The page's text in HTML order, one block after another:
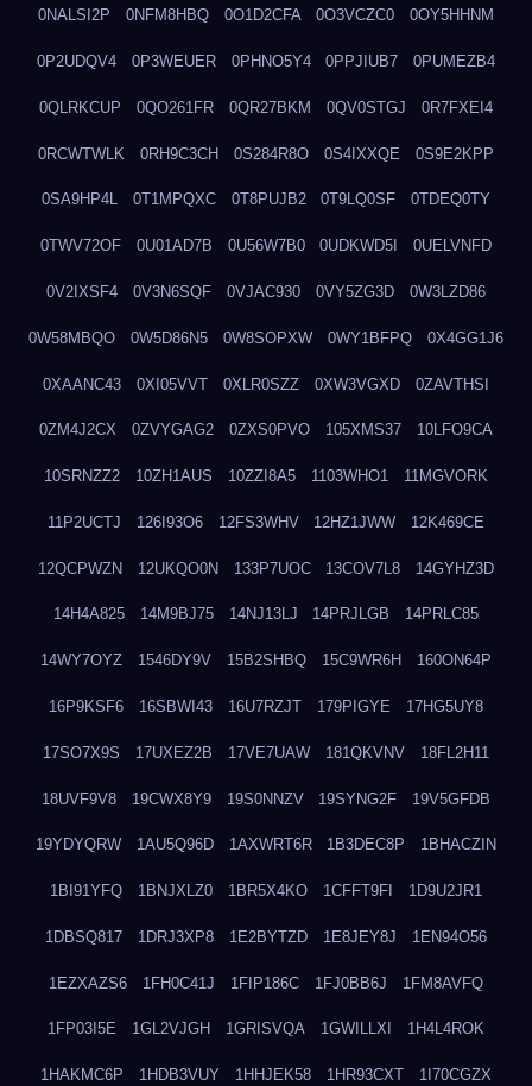
0NALSI2P 0NFM8HBQ 0O1D2CFA 0O3VCZC0 0OY5HHNM
0P2UDQV4 0P3WEUER 0PHNO5Y4 0PPJIUB7 0PUMEZB4
0QLRKCUP 0QO261FR 0QR27BKM 0QV0STGJ 0R7FXEI4
0RCWTWLK 0RH9C3CH 0S284R8O 0S4IXXQE 0S9E2KPP
0SA9HP4L 0T1MPQXC 0T8PUJB2 0T9LQ0SF 0TDEQ0TY
0TWV72OF 0U01AD7B 0U56W7B0 0UDKWD5I 0UELVNFD
0V2IXSF4 0V3N6SQF 0VJAC930 0VY5ZG3D 0W3LZD86
0W58MBQO 0W5D86N5 0W8SOPXW 0WY1BFPQ 0X4GG1J6
0XAANC43 0XI05VVT 0XLR0SZZ 0XW3VGXD 0ZAVTHSI
0ZM4J2CX 0ZVYGAG2 0ZXS0PVO 105XMS37 10LFO9CA
10SRNZZ2 10ZH1AUS 10ZZI8A5 1103WHO1 11MGVORK
11P2UCTJ 126I93O6 12FS3WHV 12HZ1JWW 12K469CE
12QCPWZN 12UKQO0N 133P7UOC 13COV7L8 14GYHZ3D
14H4A825 14M9BJ75 14NJ13LJ 14PRJLGB 14PRLC85
14WY7OYZ 1546DY9V 15B2SHBQ 15C9WR6H 160ON64P
16P9KSF6 16SBWI43 16U7RZJT 179PIGYE 17HG5UY8
17SO7X9S 17UXEZ2B 17VE7UAW 181QKVNV 18FL2H11
18UVF9V8 19CWX8Y9 19S0NNZV 19SYNG2F 19V5GFDB
19YDYQRW 1AU5Q96D 1AXWRT6R 1B3DEC8P 1BHACZIN
1BI91YFQ 1BNJXLZ0 1BR5X4KO 1CFFT9FI 1D9U2JR1
1DBSQ817 1DRJ3XP8 1E2BYTZD 1E8JEY8J 1EN94O56
1EZXAZS6 1FH0C41J 1FIP186C 1FJ0BB6J 1FM8AVFQ
1FP03I5E 1GL2VJGH 1GRISVQA 1GWILLXI 1H4L4ROK
1HAKMC6P 1HDB3VUY 1HHJEK58 1HR93CXT 1I70CGZX